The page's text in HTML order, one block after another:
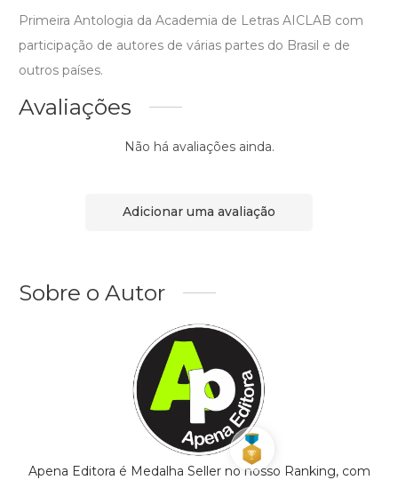
Primeira Antologia da Academia de Letras AICLAB com
participação de autores de várias partes do Brasil e de
outros países.
Avaliações
Não há avaliações ainda.
Adicionar uma avaliação
Sobre o Autor
Apena Editora é Medalha Seller no nosso Ranking, com